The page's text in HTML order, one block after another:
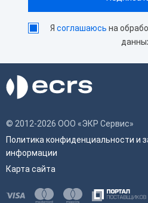
Ясоглашаюсь на
© 2012-2026 ООО «ЭКР Сервис»
Политика конфиденциальности и
информации
Карта сайта